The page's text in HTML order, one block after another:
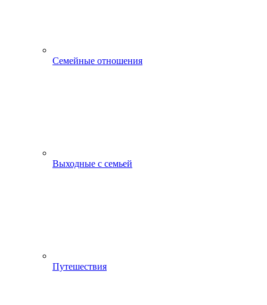
Семейные отношения
Выходные с семьей
Путешествия